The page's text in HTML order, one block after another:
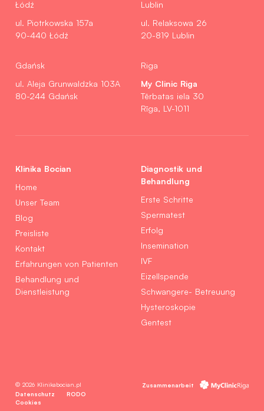
Łódź
ul. Piotrkowska 157a
90-440 Łódź
Lublin
ul. Relaksowa 26
20-819 Lublin
Gdańsk
ul. Aleja Grunwaldzka 103A
80-244 Gdańsk
Riga
My Clinic Riga
Tērbatas iela 30
Rīga, LV-1011
Klinika Bocian
Home
Unser Team
Blog
Preisliste
Kontakt
Erfahrungen von Patienten
Behandlung und
Dienstleistung
Diagnostik und
Behandlung
Erste Schritte
Spermatest
Erfolg
Insemination
IVF
Eizellspende
Schwangere- Betreuung
Hysteroskopie
Gentest
© 2026 Klinikabocian.pl
Zusammenarbeit
Datenschutz
RODO
Cookies